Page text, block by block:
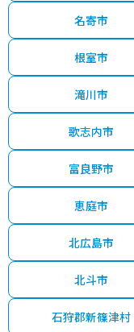
名寄市
根室市
滝川市
歌志内市
富良野市
恵庭市
北広島市
北斗市
石狩郡新篠津村